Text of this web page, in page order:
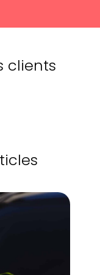
clients